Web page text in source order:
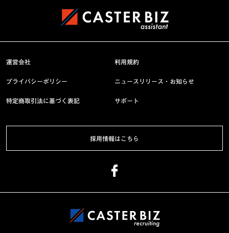
運営会社 利用規約
プライバシーポリシー ニュースリリース・お知らせ
特定商取引法に基づく表記 サポート
採用情報はこちら